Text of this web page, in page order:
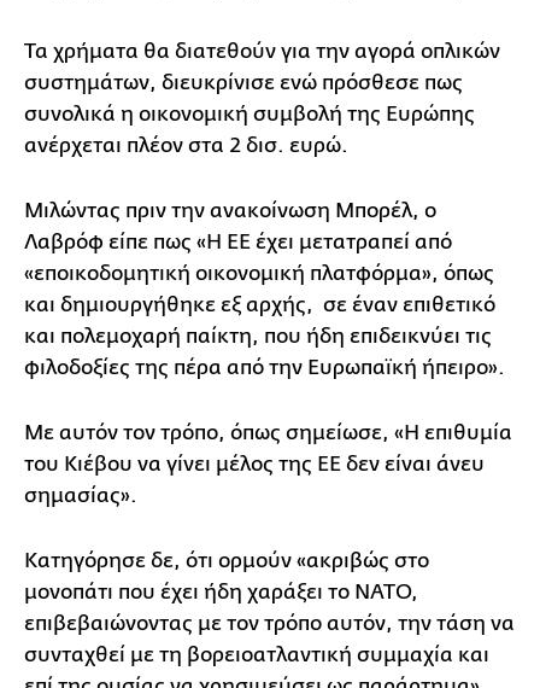
Τα χρήματα θα διατεθούν για την αγορά οπλικών
συστημάτων, διευκρίνισε ενώ πρόσθεσε πως
συνολικά η οικονομική συμβολή της Ευρώπης
ανέρχεται πλέον στα 2 δισ. ευρώ.
Μιλώντας πριν την ανακοίνωση Μπορέλ, ο
Λαβρόφ είπε πως «Η ΕΕ έχει μετατραπεί από
«εποικοδομητική οικονομική πλατφόρμα», όπως
και δημιουργήθηκε εξ αρχής, σε έναν επιθετικό
και πολεμοχαρή παίκτη, που ήδη επιδεικνύει τις
φιλοδοξίες της πέρα από την Ευρωπαϊκή ήπειρο».
Με αυτόν τον τρόπο, όπως σημείωσε, «Η επιθυμία
του Κιέβου να γίνει μέλος της ΕΕ δεν είναι άνευ
σημασίας».
Κατηγόρησε δε, ότι ορμούν «ακριβώς στο
μονοπάτι που έχει ήδη χαράξει το ΝΑΤΟ,
επιβεβαιώνοντας με τον τρόπο αυτόν, την τάση να
συνταχθεί με τη βορειοατλαντική συμμαχία και